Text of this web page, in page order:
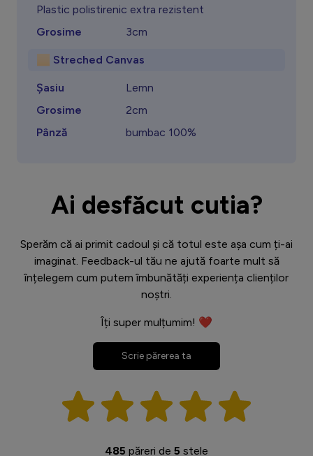
Plastic polistirenic extra rezistent
Grosime
3cm
🏻 Streched Canvas
Șasiu
Lemn
Grosime
2cm
Pânză
bumbac 100%
Ai desfăcut cutia?
Sperăm că ai primit cadoul și că totul este așa cum ți-ai
imaginat. Feedback-ul tău ne ajută foarte mult să
înțelegem cum putem îmbunătăți experiența clienților
noștri.
Îți super mulțumim! ❤️
Scrie părerea ta
485 păreri de 5 stele